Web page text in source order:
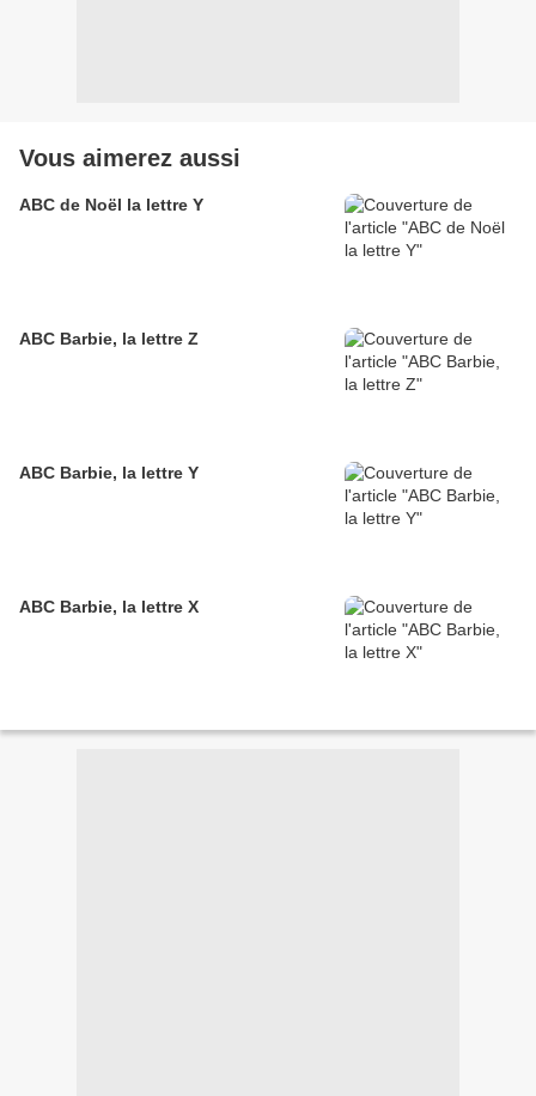
Vous aimerez aussi
ABC de Noël la lettre Y
ABC Barbie, la lettre Z
ABC Barbie, la lettre Y
ABC Barbie, la lettre X